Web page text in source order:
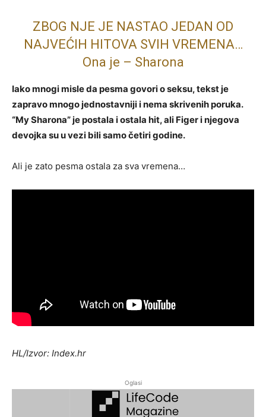
ZBOG NJE JE NASTAO JEDAN OD
NAJVEĆIH HITOVA SVIH VREMENA…
Ona je – Sharona
Iako mnogi misle da pesma govori o seksu, tekst je
zapravo mnogo jednostavniji i nema skrivenih poruka.
“My Sharona” je postala i ostala hit, ali Figer i njegova
devojka su u vezi bili samo četiri godine.
Ali je zato pesma ostala za sva vremena…
HL/Izvor: Index.hr
Oglasi